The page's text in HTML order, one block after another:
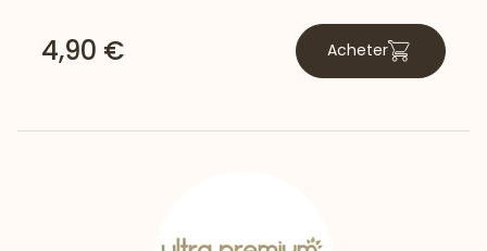
4,90 € Acheter